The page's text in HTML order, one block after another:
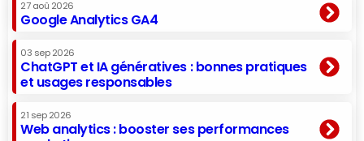
27 aoû 2026
Google Analytics GA4
03 sep 2026
ChatGPT et IA génératives : bonnes pratiques
et usages responsables
21 sep 2026
Web analytics : booster ses performances